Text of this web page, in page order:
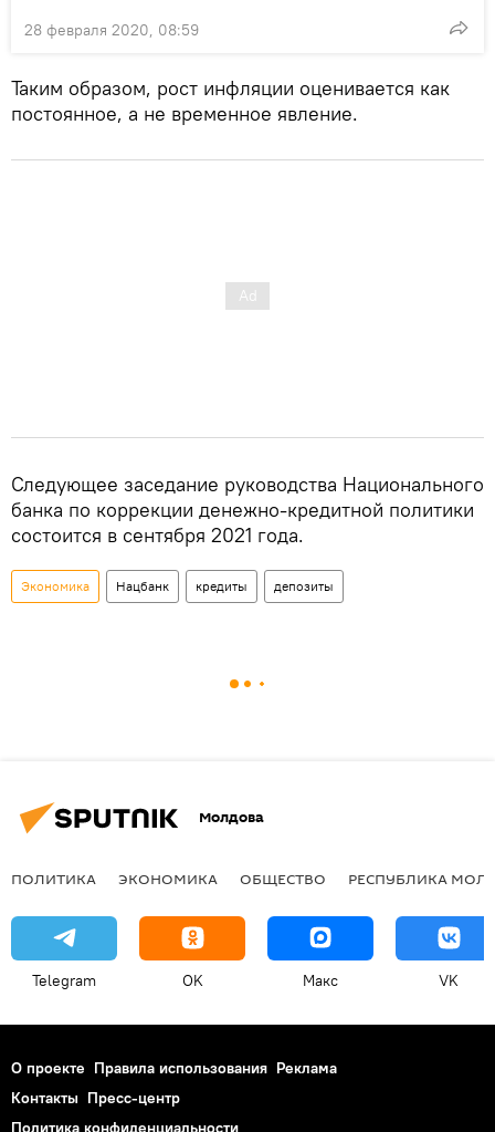
28 февраля 2020, 08:59
Таким образом, рост инфляции оценивается как
постоянное, а не временное явление.
Следующее заседание руководства Национального
банка по коррекции денежно-кредитной политики
состоится в сентября 2021 года.
Экономика Нацбанк кредиты депозиты
Молдова
ПОЛИТИКА ЭКОНОМИКА ОБЩЕСТВО РЕСПУБЛИКА
Telegram OK Макс VK
О проекте Правила использования Реклама
Контакты Пресс-центр
Политика конфиденциальности